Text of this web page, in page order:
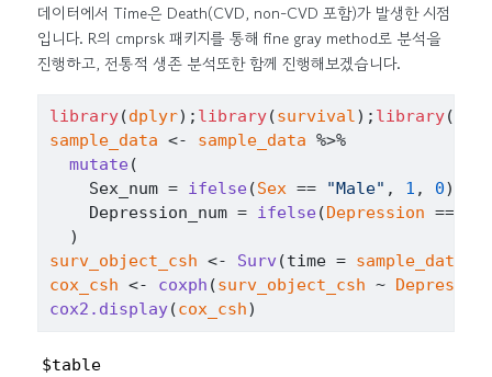
데이터에서 Time은 Death(CVD, non-CVD 포함)가 발생한 시점
입니다. R의 cmprsk 패키지를 통해 fine gray method로 분석을
진행하고, 전통적 생존 분석또한 함께 진행해보겠습니다.
library(dplyr) ; library(survival) ; library(
sample_data <- sample_data %>%
mutate(
    Sex_num
= ifelse(Sex == "Male" , 1 , 0)
    Depression_num
= ifelse( Depression ==
)
surv_object_csh <- Surv (time = sample_data
cox_csh <- coxph (surv_object_csh ~
cox2.display(cox_csh)
$table